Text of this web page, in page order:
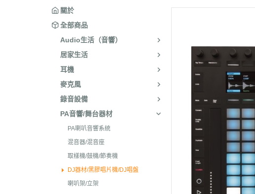
關於
全部商品
Audio生活（音響）
居家生活
耳機
麥克風
錄音設備
PA音響/舞台器材
PA喇叭音響系統
混音器/混音座
取樣機/鼓機/節奏機
DJ器材/黑膠唱片機/DJ唱盤
喇叭架/立架